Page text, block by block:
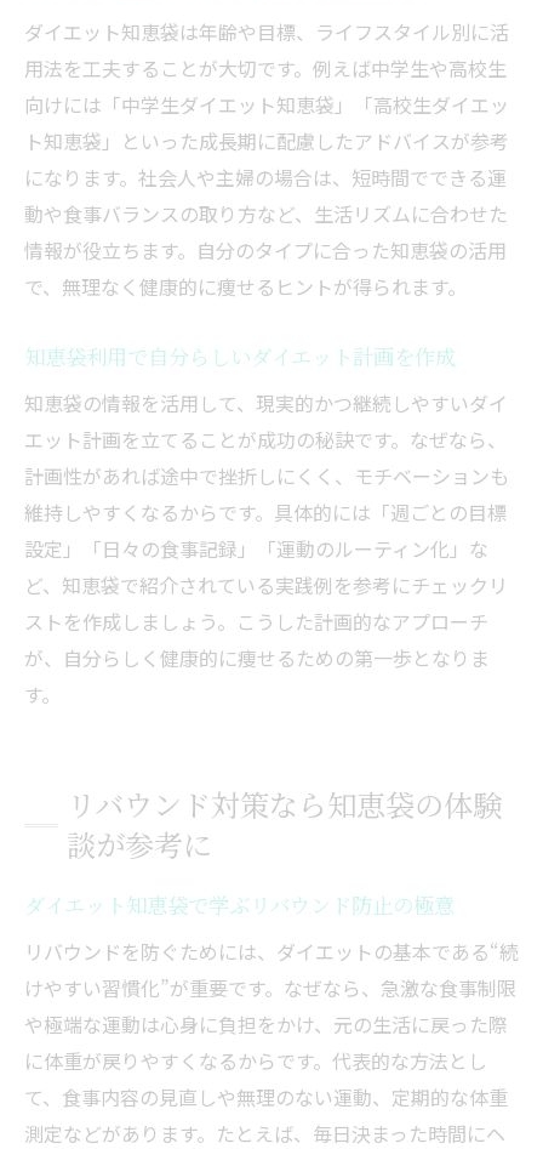
ダイエット知恵袋は年齢や目標、ライフスタイル別に活
用法を工夫することが大切です。例えば中学生や高校生
向けには「中学生ダイエット知恵袋」「高校生ダイエッ
ト知恵袋」といった成長期に配慮したアドバイスが参考
になります。社会人や主婦の場合は、短時間でできる運
動や食事バランスの取り方など、生活リズムに合わせた
情報が役立ちます。自分のタイプに合った知恵袋の活用
で、無理なく健康的に痩せるヒントが得られます。
知恵袋利用で自分らしいダイエット計画を作成
知恵袋の情報を活用して、現実的かつ継続しやすいダイ
エット計画を立てることが成功の秘訣です。なぜなら、
計画性があれば途中で挫折しにくく、モチベーションも
維持しやすくなるからです。具体的には「週ごとの目標
設定」「日々の食事記録」「運動のルーティン化」な
ど、知恵袋で紹介されている実践例を参考にチェックリ
ストを作成しましょう。こうした計画的なアプローチ
が、自分らしく健康的に痩せるための第一歩となりま
す。
リバウンド対策なら知恵袋の体験
談が参考に
ダイエット知恵袋で学ぶリバウンド防止の極意
リバウンドを防ぐためには、ダイエットの基本である“続
けやすい習慣化”が重要です。なぜなら、急激な食事制限
や極端な運動は心身に負担をかけ、元の生活に戻った際
に体重が戻りやすくなるからです。代表的な方法とし
て、食事内容の見直しや無理のない運動、定期的な体重
測定などがあります。たとえば、毎日決まった時間にヘ